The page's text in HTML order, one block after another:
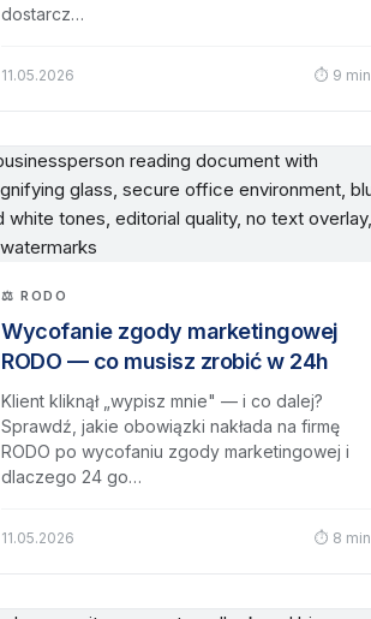
dostarcz…
11.05.2026 ⏱ 9 min
⚖️ RODO
Wycofanie zgody marketingowej
RODO — co musisz zrobić w 24h
Klient kliknął „wypisz mnie" — i co dalej?
Sprawdź, jakie obowiązki nakłada na firmę
RODO po wycofaniu zgody marketingowej i
dlaczego 24 go…
11.05.2026 ⏱ 8 min